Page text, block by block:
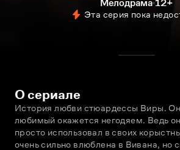
Мелодрама 12+
Эта серия пока
О сериале
История любви стюардессы Виры.
любимый окажется негодяем. Ведь
просто использовал в своих
очень сильно влюблена в Вивана, но